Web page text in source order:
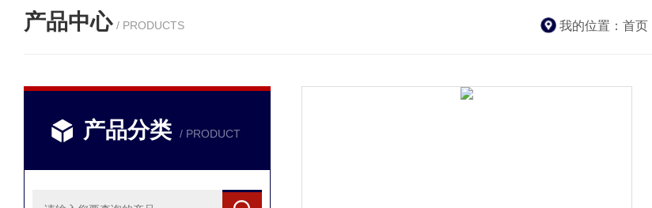
产品中心 / PRODUCTS 我的位置： 首页
产品分类 / PRODUCT